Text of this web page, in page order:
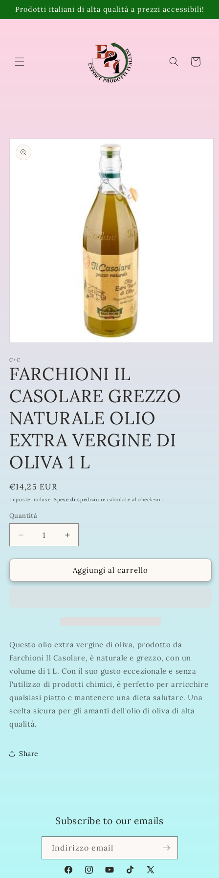
direttamente
ai contenuti
Prodotti italiani di alta qualità a prezzi accessibili!
Carrello
Passa alle
informazioni
sul prodotto
multimediali
1
in
finestra
modale
C+C
FARCHIONI IL
CASOLARE GREZZO
NATURALE OLIO
EXTRA VERGINE DI
OLIVA 1 L
Prezzo
di
€14,25 EUR
Imposte incluse. Spese di spedizione calcolate al check-out.
Quantità
Quantità
Diminuisci
quantità
per
IL
VERGINE
DI
OLIVA
1
L
Aumenta
quantità
per
FARCHIONI
IL
VERGINE
DI
OLIVA
1
L
Aggiungi al carrello
Questo olio extra vergine di oliva, prodotto da
Farchioni Il Casolare, è naturale e grezzo, con un
volume di 1 L. Con il suo gusto eccezionale e senza
l'utilizzo di prodotti chimici, è perfetto per arricchire
qualsiasi piatto e mantenere una dieta salutare. Una
scelta sicura per gli amanti dell'olio di oliva di alta
qualità.
Share
Subscribe to our emails
Indirizzo email
FacebookInstagramYouTubeTikTokX